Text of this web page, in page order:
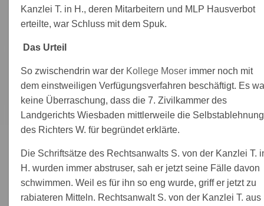
Kanzlei T. in H., deren Mitarbeitern und MLP Hausverbot
erteilte, war Schluss mit dem Spuk.
Das Urteil
So zwischendrin war der Kollege Moser immer noch mit
dem einstweiligen Verfügungsverfahren beschäftigt. Es
keine Überraschung, dass die 7. Zivilkammer des
Landgerichts Wiesbaden mittlerweile die Selbstablehnung
des Richters W. für begründet erklärte.
Die Schriftsätze des Rechtsanwalts S. von der Kanzlei T.
H. wurden immer abstruser, sah er jetzt seine Fälle davon
schwimmen. Weil es für ihn so eng wurde, griff er jetzt zu
rabiateren Mitteln. Rechtsanwalt S. von der Kanzlei T. aus